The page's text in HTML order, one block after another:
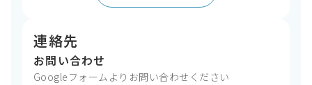
連絡先
お問い合わせ
Googleフォームよりお問い合わせください